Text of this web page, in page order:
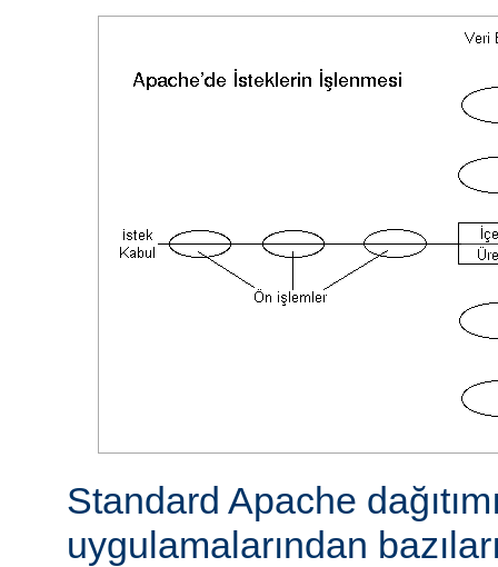
Standard Apache
uygulamalarından